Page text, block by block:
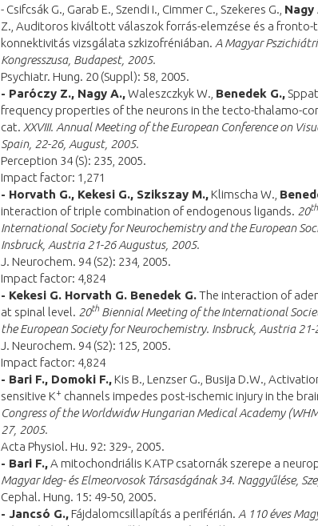
- Csifcsák G., Garab E., Szendi I., Cimmer C., Szekeres G., Nagy
Z., Auditoros kiváltott válaszok forrás-elemzése és a
konnektivitás vizsgálata szkizofréniában. A Magyar
Kongresszusa, Budapest, 2005.
Psychiatr. Hung. 20 (Suppl): 58, 2005.
- Paróczy Z., Nagy A.,Waleszczkyk W., Benedek G.,
frequency properties of the neurons in the tecto-thalamo-
cat. XXVIII. Annual Meeting of the European Conference on
Spain, 22-26, August, 2005.
Perception 34 (S): 235, 2005.
Impact factor: 1,271
- Horvath G., Kekesi G., Szikszay M., Klimscha W.,
interaction of triple combination of endogenous ligands. 20th
International Society for Neurochemistry and the European
Insbruck, Austria 21-26 Augustus, 2005.
J. Neurochem. 94 (S2): 234, 2005.
Impact factor: 4,824
- Kekesi G. Horvath G. Benedek G.The interaction of
at spinal level. 20th Biennial Meeting of the International
the European Society for Neurochemistry. Insbruck, Austria
J. Neurochem. 94 (S2): 125, 2005.
Impact factor: 4,824
- Bari F., Domoki F., Kis B., Lenzser G., Busija D.W.,
sensitive K+ channels impedes post-ischemic injury in the
Congress of the Worldwidw Hungarian Medical Academy
27, 2005.
Acta Physiol. Hu. 92: 329-, 2005.
- Bari F.,A mitochondriális KATP csatornák szerepe a
Magyar Ideg- és Elmeorvosok Társaságának 34. Naggyűlése,
Cephal. Hung. 15: 49-50, 2005.
- Jancsó G., Fájdalomcsillapítás a periférián. A 110 éves